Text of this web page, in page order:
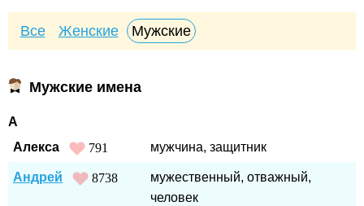
Все Женские Мужские
Мужские имена
А
Алекса
791 мужчина, защитник
Андрей 8738
мужественный, отважный,
человек